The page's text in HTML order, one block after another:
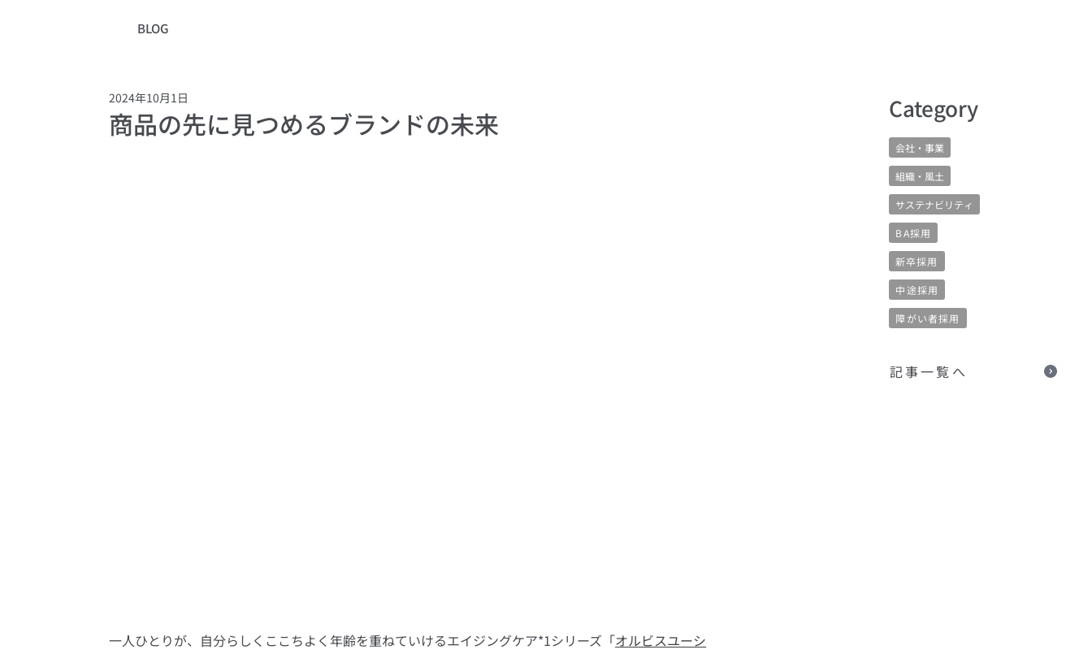
BLOG
​Category
会社・事業
組織・風土
サステナビリティ
BA採用
新卒採用
中途採用
障がい者採用
記事一覧へ
商品の先に見つめるブランドの未来
2024年10月1日
一人ひとりが、自分らしくここちよく年齢を重ねていけるエイジングケア*1シリーズ「オルビスユーシ